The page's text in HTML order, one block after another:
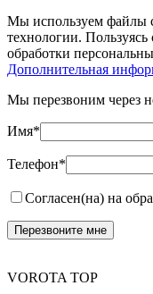
Мы используем файлы
технологии.
обработки
Дополнительная
Мы перезвоним через
Имя*
Телефон*
Согласен(на) на
VOROTA TOP